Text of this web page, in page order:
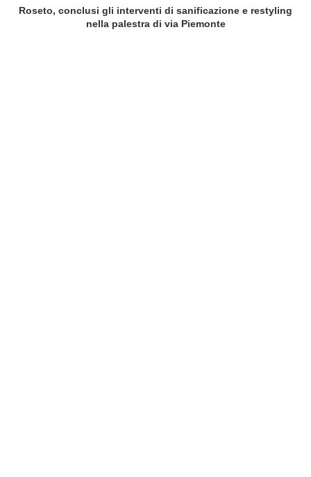
Roseto, conclusi gli interventi di sanificazione e restyling
nella palestra di via Piemonte